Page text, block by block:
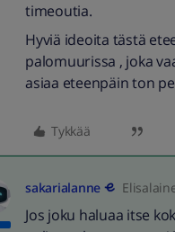
timeoutia.
Hyviä ideoita tästä
palomuurissa , joka
asiaa eteenpäin ton
Tykkää
sakarialanne
Jos joku haluaa itse